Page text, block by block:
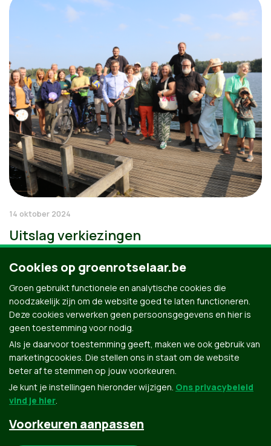
14 oktober 2024
Uitslag verkiezingen
Groen.be
Cookies op groenrotselaar.be
Groen gebruikt functionele en analytische cookies die
noodzakelijk zijn om de website goed te laten functioneren.
Deze cookies verwerken geen persoonsgegevens en hier is
geen toestemming voor nodig.
Als je daarvoor toestemming geeft, maken we ook gebruik van
marketingcookies. Die stellen ons in staat om de website
beter af te stemmen op jouw voorkeuren.
Je kunt je instellingen hieronder wijzigen. Ons privacybeleid
vind je hier.
Voorkeuren aanpassen